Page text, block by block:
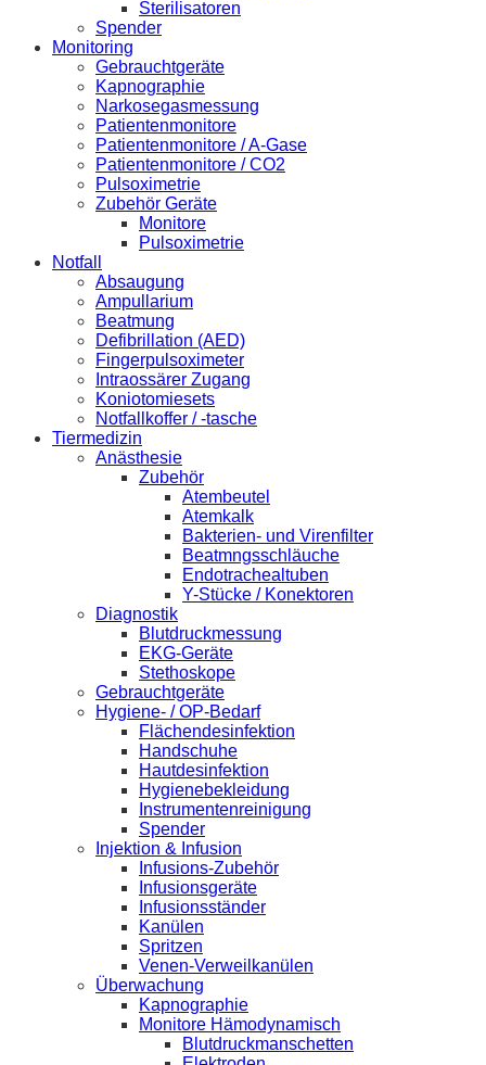
Sterilisatoren
Spender
Monitoring
Gebrauchtgeräte
Kapnographie
Narkosegasmessung
Patientenmonitore
Patientenmonitore / A-Gase
Patientenmonitore / CO2
Pulsoximetrie
Zubehör Geräte
Monitore
Pulsoximetrie
Notfall
Absaugung
Ampullarium
Beatmung
Defibrillation (AED)
Fingerpulsoximeter
Intraossärer Zugang
Koniotomiesets
Notfallkoffer / -tasche
Tiermedizin
Anästhesie
Zubehör
Atembeutel
Atemkalk
Bakterien- und Virenfilter
Beatmngsschläuche
Endotrachealtuben
Y-Stücke / Konektoren
Diagnostik
Blutdruckmessung
EKG-Geräte
Stethoskope
Gebrauchtgeräte
Hygiene- / OP-Bedarf
Flächendesinfektion
Handschuhe
Hautdesinfektion
Hygienebekleidung
Instrumentenreinigung
Spender
Injektion & Infusion
Infusions-Zubehör
Infusionsgeräte
Infusionsständer
Kanülen
Spritzen
Venen-Verweilkanülen
Überwachung
Kapnographie
Monitore Hämodynamisch
Blutdruckmanschetten